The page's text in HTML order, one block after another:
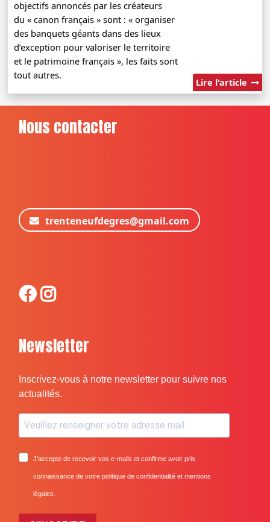
objectifs annoncés par les créateurs
du « canon français » sont : « organiser
des banquets géants dans des lieux
d’exception pour valoriser le territoire
et le patrimoine français », les faits sont
tout autres.
Lire l'article
Nous contacter
trenteneufdegres@gmail.com
Newsletter
Inscrivez-vous à notre newsletter pour suivre nos
actualités.
J'accepte de recevoir vos e-mails et confirme avoir pris
connaissance de votre politique de confidentialité et mentions
légales.